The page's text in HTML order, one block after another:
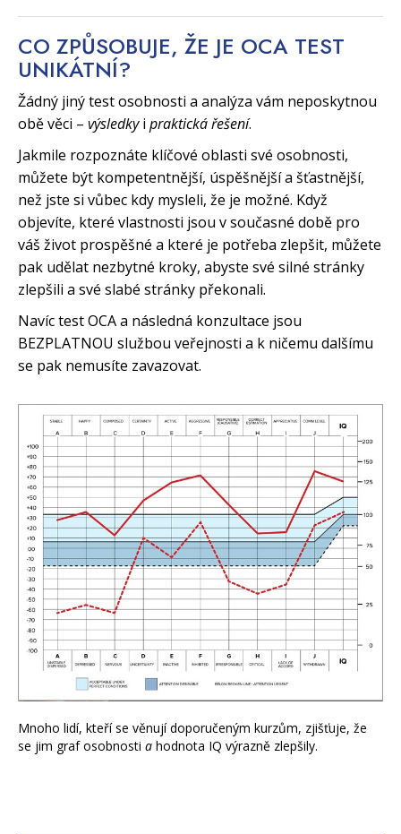
CO ZPŮSOBUJE, ŽE JE OCA TEST
UNIKÁTNÍ?
Žádný jiný test osobnosti a analýza vám neposkytnou
obě věci – výsledkyi praktická řešení.
Jakmile rozpoznáte klíčové oblasti své osobnosti,
můžete být kompetentnější, úspěšnější a šťastnější,
než jste si vůbec kdy mysleli, že je možné. Když
objevíte, které vlastnosti jsou v současné době pro
váš život prospěšné a které je potřeba zlepšit, můžete
pak udělat nezbytné kroky, abyste své silné stránky
zlepšili a své slabé stránky překonali.
Navíc test OCA a následná konzultace jsou
BEZPLATNOU službou veřejnosti a k ničemu dalšímu
se pak nemusíte zavazovat.
Mnoho lidí, kteří se věnují doporučeným kurzům, zjišťuje, že
se jim graf osobnosti a hodnota IQ výrazně zlepšily.